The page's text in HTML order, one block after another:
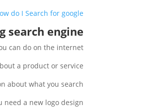
do I Search for google?
search engine
can do on the internet.
a product or service.
about what you search.
a new logo design.